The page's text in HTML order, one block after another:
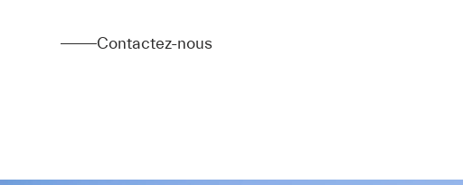
Contactez-nous